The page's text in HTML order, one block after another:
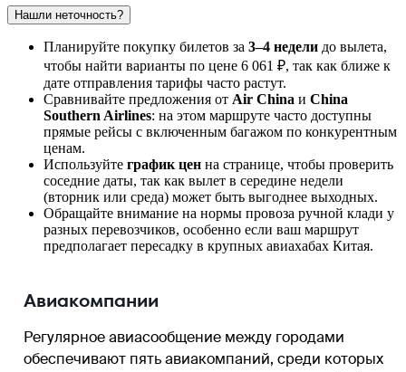
Нашли неточность?
Планируйте покупку билетов за 3–4 недели до вылета,
чтобы найти варианты по цене 6 061 ₽, так как ближе к
дате отправления тарифы часто растут.
Сравнивайте предложения от Air China и China
Southern Airlines: на этом маршруте часто доступны
прямые рейсы с включенным багажом по конкурентным
ценам.
Используйте график цен на странице, чтобы проверить
соседние даты, так как вылет в середине недели
(вторник или среда) может быть выгоднее выходных.
Обращайте внимание на нормы провоза ручной клади у
разных перевозчиков, особенно если ваш маршрут
предполагает пересадку в крупных авиахабах Китая.
Авиакомпании
Регулярное авиасообщение между городами
обеспечивают пять авиакомпаний, среди которых